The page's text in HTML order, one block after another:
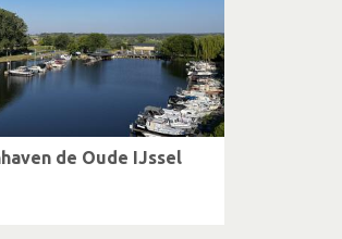
de Oude IJssel